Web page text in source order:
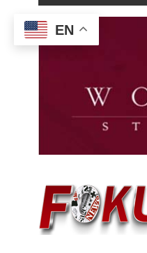
EN